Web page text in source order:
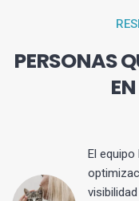
PERSONAS
El